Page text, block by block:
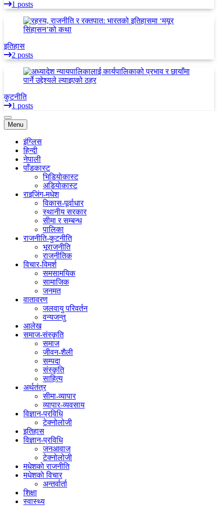
1 posts
इतिहास
2 posts
कुटनीति
1 posts
Menu
इंग्लिस
हिन्दी
नेपाली
पाँडकास्ट
भिडियाेकास्ट
अडियाेकास्ट
राइजिंग-मधेश
विकास-पूर्वाधार
स्थानीय सरकार
सीमा र सम्बन्ध
पालिका
राजनीति-कुटनीति
भूराजनीति
राजनीतिक
विचार-विमर्श
समसामयिक
सामाजिक
जनमत
वातावरण
जलवायु परिवर्तन
वन्यजन्तु
आलेख
समाज-संस्कृति
समाज
जीवन-शैली
सम्पदा
संस्कृति
साहित्य
अर्थतंत्र
सीमा-व्यापार
व्यापार-व्यवसाय
विज्ञान-प्रविधि
टेक्नोलोजी
इतिहास
विज्ञान-प्रविधि
जनआवाज
टेक्नोलोजी
मधेशकाे राजनीति
मधेशकाे विचार
अन्तर्वार्ता
शिक्षा
स्वास्थ्य